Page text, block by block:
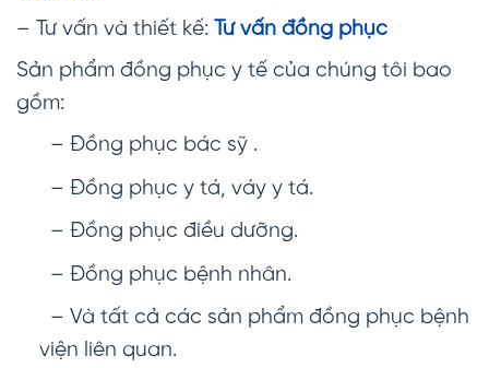
– Tư vấn và thiết kế: Tư vấn đồng phục
Sản phẩm đồng phục y tế của chúng tôi bao
gồm:
– Đồng phục bác sỹ .
– Đồng phục y tá, váy y tá.
– Đồng phục điều dưỡng.
– Đồng phục bệnh nhân.
– Và tất cả các sản phẩm đồng phục bệnh
viện liên quan.